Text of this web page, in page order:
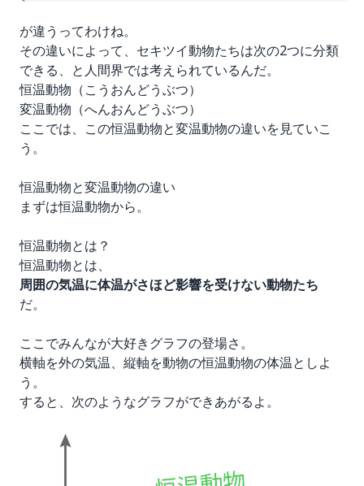
が違うってわけね。
その違いによって、セキツイ動物たちは次の2つに分類
できる、と人間界では考えられているんだ。
恒温動物（こうおんどうぶつ）
変温動物（へんおんどうぶつ）
ここでは、この恒温動物と変温動物の違いを見ていこ
う。
恒温動物と変温動物の違い
まずは恒温動物から。
恒温動物とは？
恒温動物とは、
周囲の気温に体温がさほど影響を受けない動物たち
だ。
ここでみんなが大好きグラフの登場さ。
横軸を外の気温、縦軸を動物の恒温動物の体温としよ
う。
すると、次のようなグラフができあがるよ。